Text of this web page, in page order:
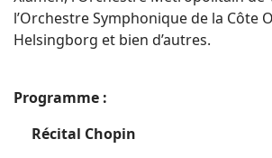
l’Orchestre Symphonique de la Côte
Helsingborg et bien d’autres.
Programme :
Récital Chopin